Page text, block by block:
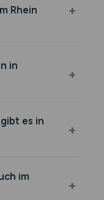
Rhein
in
es in
im